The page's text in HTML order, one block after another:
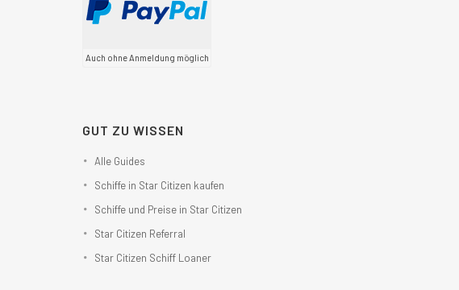
Auch ohne Anmeldung möglich
GUT ZU WISSEN
Alle Guides
Schiffe in Star Citizen kaufen
Schiffe und Preise in Star Citizen
Star Citizen Referral
Star Citizen Schiff Loaner